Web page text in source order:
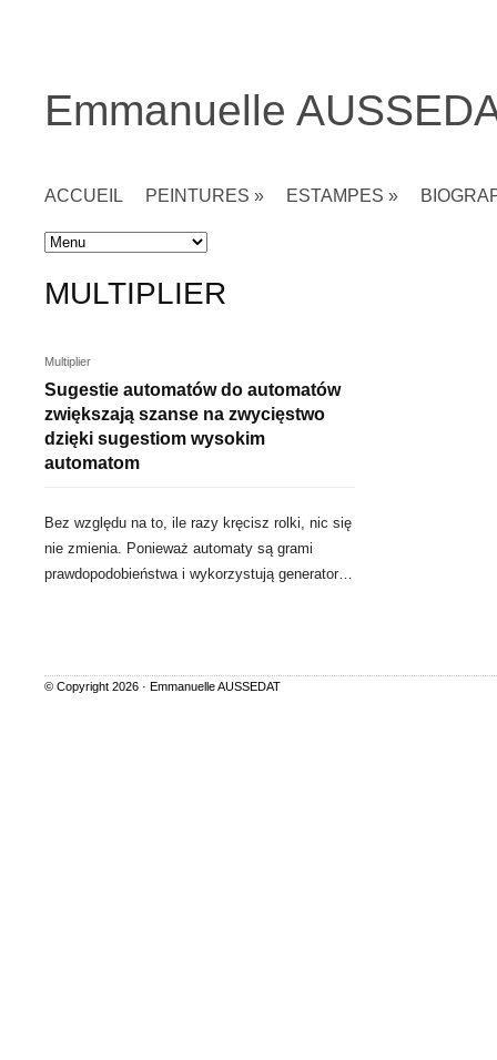
Emmanuelle
ACCUEIL PEINTURES » ESTAMPES »
Accueil
MULTIPLIER
Multiplier
Sugestie automatów do automatów
zwiększają szanse na zwycięstwo
dzięki sugestiom wysokim
automatom
Bez względu na to, ile razy kręcisz rolki, nic się
nie zmienia. Ponieważ automaty są grami
prawdopodobieństwa i wykorzystują generator…
© Copyright 2026 · Emmanuelle AUSSEDAT